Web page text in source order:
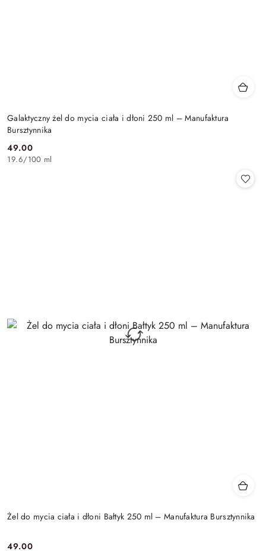
Galaktyczny żel do mycia ciała i dłoni 250 ml – Manufaktura
Bursztynnika
Cena:
49.00
19.6/100 ml
Żel do mycia ciała i dłoni Bałtyk 250 ml – Manufaktura Bursztynnika
49.00